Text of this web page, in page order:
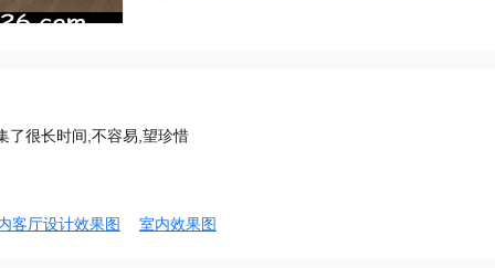
了很长时间,不容易,望珍惜
客厅设计效果图 室内效果图